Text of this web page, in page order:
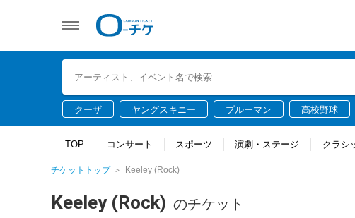
クーザ ヤングスキニー ブルーマン 高校野球
TOP コンサート スポーツ 演劇・ステージ クラシ
チケットトップ Keeley (Rock)
Keeley (Rock) のチケット